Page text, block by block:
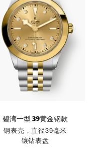
碧湾一型 39黄金钢款
钢表壳，直径39毫米
镶钻表盘